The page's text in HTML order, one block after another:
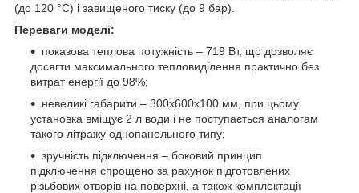
(до 120 °C) і завищеного тиску (до 9 бар).
Переваги моделі:
показова теплова потужність – 719 Вт, що дозволяє
досягти максимального тепловиділення практично без
витрат енергії до 98%;
невеликі габарити – 300х600х100 мм, при цьому
установка вміщує 2 л води і не поступається аналогам
такого літражу однопанельного типу;
зручність підключення – боковий принцип
підключення спрощено за рахунок підготовлених
різьбових отворів на поверхні, а також комплектації